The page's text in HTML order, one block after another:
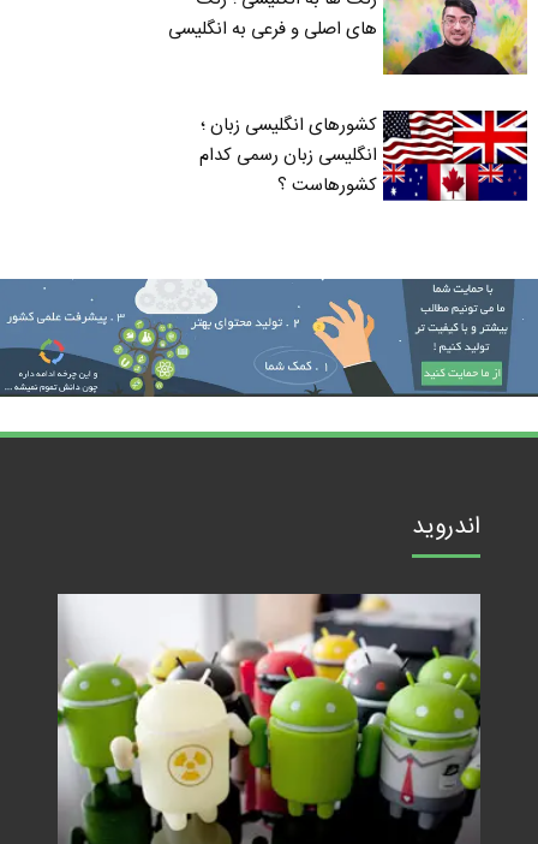
های اصلی و فرعی به انگلیسی
کشورهای انگلیسی زبان ؛
انگلیسی زبان رسمی کدام
کشورهاست ؟
اندروید